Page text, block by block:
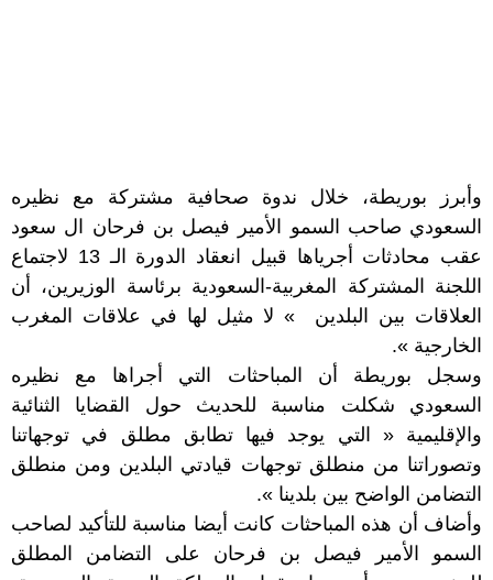
وأبرز بوريطة، خلال ندوة صحافية مشتركة مع نظيره
السعودي صاحب السمو الأمير فيصل بن فرحان ال سعود
عقب محادثات أجرياها قبيل انعقاد الدورة الـ 13 لاجتماع
اللجنة المشتركة المغربية-السعودية برئاسة الوزيرين، أن
العلاقات بين البلدين » لا مثيل لها في علاقات المغرب
الخارجية ».
وسجل بوريطة أن المباحثات التي أجراها مع نظيره
السعودي شكلت مناسبة للحديث حول القضايا الثنائية
والإقليمية « التي يوجد فيها تطابق مطلق في توجهاتنا
وتصوراتنا من منطلق توجهات قيادتي البلدين ومن منطلق
التضامن الواضح بين بلدينا ».
وأضاف أن هذه المباحثات كانت أيضا مناسبة للتأكيد لصاحب
السمو الأمير فيصل بن فرحان على التضامن المطلق